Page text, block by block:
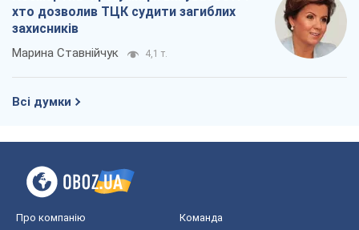
хто дозволив ТЦК судити загиблих
захисників
Марина Ставнійчук 4,1 т.
Всі думки
Про компанію Команда